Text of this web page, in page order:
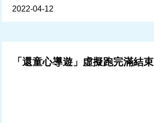
2022-04-12
「還童心導遊」虛擬跑完滿結束